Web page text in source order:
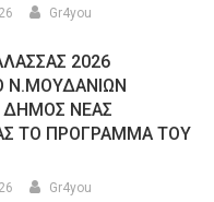
Gr4you
2026
Ν.ΜΟΥΔΑΝΙΩΝ
ΔΗΜΟΣ ΝΕΑΣ
ΤΟ ΠΡΟΓΡΑΜΜΑ ΤΟΥ
Gr4you